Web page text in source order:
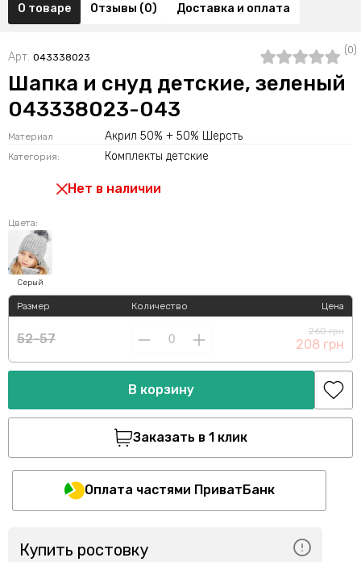
О товаре Отзывы (0) Доставка и оплата
Арт. 043338023
(0)
Шапка и снуд детские, зеленый
043338023-043
Материал Акрил 50% + 50% Шерсть
Категория: Комплекты детские
Нет в наличии
Цвета:
Серый
Размер
52-57
Количество Цена
260 грн
208 грн
В корзину
Заказать в 1 клик
Оплата частями ПриватБанк
Купить ростовку